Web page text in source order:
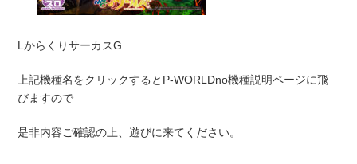
LからくりサーカスG
上記機種名をクリックするとP-WORLDno機種説明ページに飛
びますので
是非内容ご確認の上、遊びに来てください。